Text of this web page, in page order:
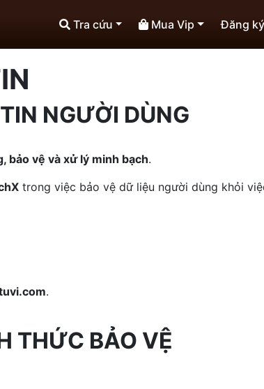
Tra cứu Mua Vip Đăng ký
NGƯỜI DÙNG
bảo vệ và xử lý minh bạch.
trong việc bảo vệ dữ liệu người dùng khỏi
.
THỨC BẢO VỆ